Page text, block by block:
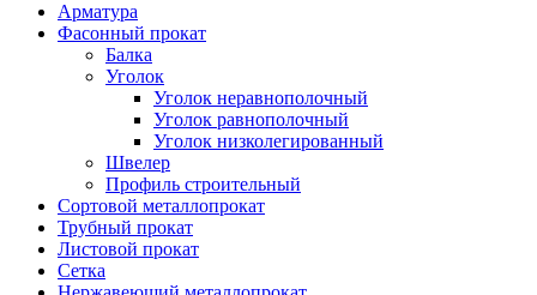
Арматура
Фасонный прокат
Балка
Уголок
Уголок неравнополочный
Уголок равнополочный
Уголок низколегированный
Швелер
Профиль строительный
Сортовой металлопрокат
Трубный прокат
Листовой прокат
Сетка